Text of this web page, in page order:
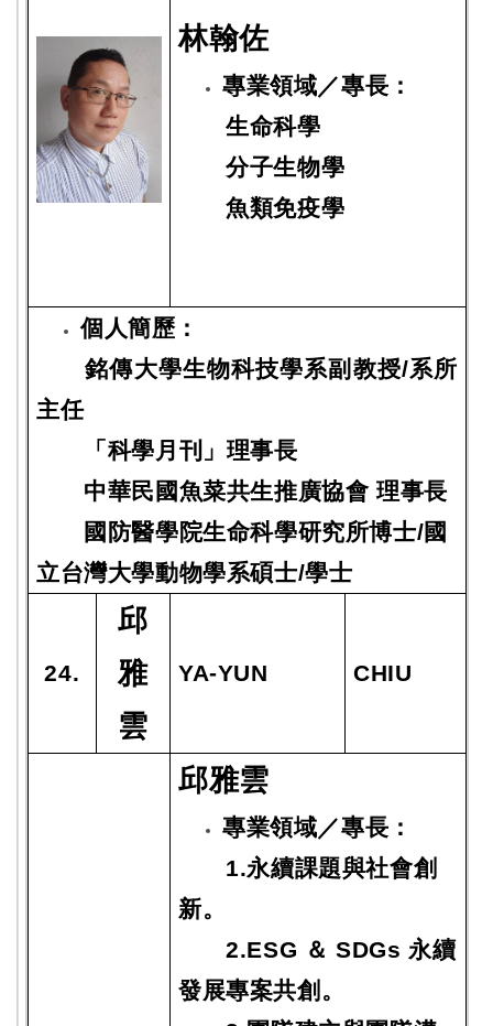
林翰佐
專業領域／專長：
生命科學
分子生物學
魚類免疫學
個人簡歷：
銘傳大學生物科技學系副教授/系所
主任
「科學月刊」理事長
中華民國魚菜共生推廣協會 理事長
國防醫學院生命科學研究所博士/國
立台灣大學動物學系碩士/學士
24.
邱
雅
雲
YA-YUN CHIU
邱雅雲
專業領域／專長：
1.永續課題與社會創
新。
2.ESG ＆ SDGs 永續
發展專案共創。